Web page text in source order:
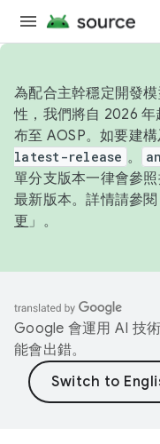
為配合主幹穩定開發
性，我們將自 2026
布至 AOSP。如要建
latest-release 。
單分支版本一律會參
最新版本。詳情請參閱
更 」。
Google 會運用 AI 技
能會出錯。